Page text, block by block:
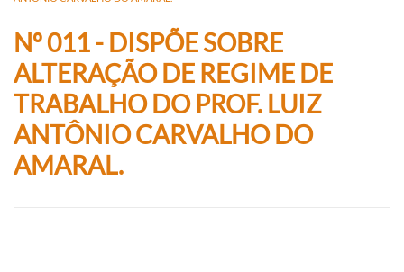
Nº 011 - DISPÕE SOBRE
ALTERAÇÃO DE REGIME DE
TRABALHO DO PROF. LUIZ
ANTÔNIO CARVALHO DO
AMARAL.